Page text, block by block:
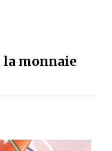
la monnaie